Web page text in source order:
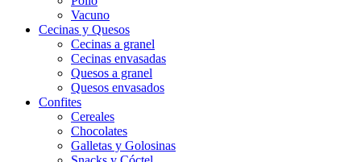
Vacuno
Cecinas y Quesos
Cecinas a granel
Cecinas envasadas
Quesos a granel
Quesos envasados
Confites
Cereales
Chocolates
Galletas y Golosinas